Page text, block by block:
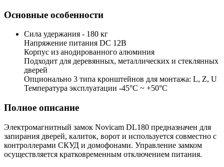
Основные особенности
Сила удержания - 180 кг
Напряжение питания DC 12В
Корпус из анодированного алюминия
Подходит для деревянных, металлических и стеклянных
дверей
Опционально 3 типа кронштейнов для монтажа: L, Z, U
Температура эксплуатации -45°С ~ +50°С
Полное описание
Электромагнитный замок Novicam DL180 предназначен для
запирания дверей, калиток, ворот и используется совместно с
контроллерами СКУД и домофонами. Управление замком
осуществляется кратковременным отключением питания.